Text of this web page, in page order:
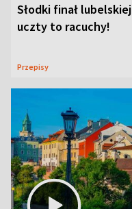
Słodki finał lubelskiej
uczty to racuchy!
Przepisy